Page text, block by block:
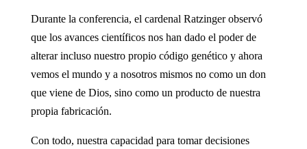
Durante la conferencia, el cardenal Ratzinger observó
que los avances científicos nos han dado el poder de
alterar incluso nuestro propio código genético y ahora
vemos el mundo y a nosotros mismos no como un don
que viene de Dios, sino como un producto de nuestra
propia fabricación.
Con todo, nuestra capacidad para tomar decisiones